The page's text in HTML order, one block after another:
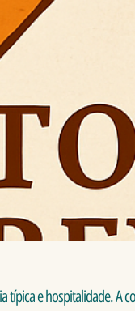
típica e hospitalidade. A